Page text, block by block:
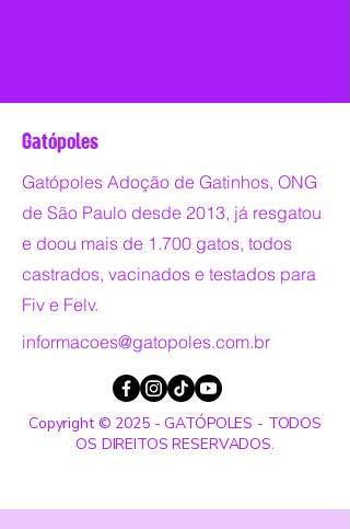
Gatópoles
Gatópoles Adoção de Gatinhos, ONG
de São Paulo desde 2013, já resgatou
e doou mais de 1.700 gatos, todos
castrados, vacinados e testados para
Fiv e Felv.
informacoes@gatopoles.com.br
Copyright © 2025 - GATÓPOLES - TODOS
OS DIREITOS RESERVADOS.